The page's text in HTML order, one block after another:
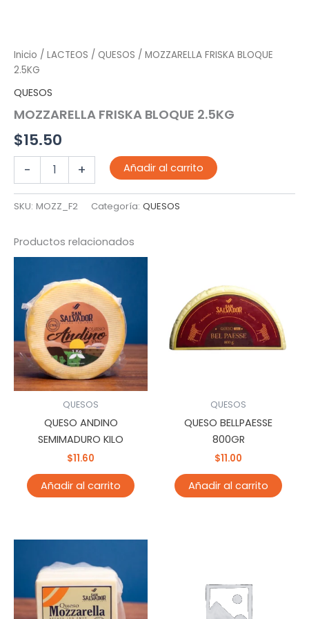
Inicio / LACTEOS / QUESOS / MOZZARELLA FRISKA BLOQUE
2.5KG
QUESOS
MOZZARELLA FRISKA BLOQUE 2.5KG
$15.50
-
MOZZARELLA
2.5KG
+ Añadir al carrito
SKU: MOZZ_F2 Categoría: QUESOS
Productos relacionados
QUESOS
QUESO ANDINO
SEMIMADURO KILO
$11.60
Añadir al carrito
QUESOS
QUESO BELLPAESSE
800GR
$11.00
Añadir al carrito